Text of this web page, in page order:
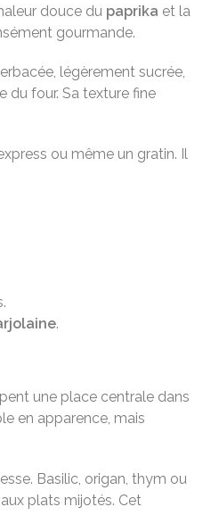
douce du paprika et la
gourmande.
légèrement sucrée,
du four. Sa texture fine
ou même un gratin. Il
.
une place centrale dans
en apparence, mais
Basilic, origan, thym ou
plats mijotés. Cet